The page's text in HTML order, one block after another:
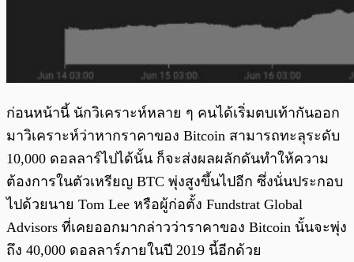
ก่อนหน้านี้ นักวิเคราะห์หลาย ๆ คนได้เริ่มตบเท้ากันออก
มาวิเคราะห์ว่าหากราคาของ Bitcoin สามารถทะลุระดับ
10,000 ดอลลาร์ไปได้นั้น ก็จะส่งผลผลักดันทำให้ความ
ต้องการในตัวเหรียญ BTC พุ่งสูงขึ้นไปอีก ซึ่งนั่นประกอบ
ไปด้วยนาย Tom Lee หรือผู้ก่อตั้ง Fundstrat Global
Advisors ที่เคยออกมากล่าวว่าราคาของ Bitcoin นั้นจะพุ่ง
ถึง 40,000 ดอลลาร์ภายในปี 2019 นี้อีกด้วย